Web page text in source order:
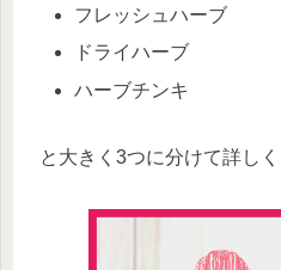
フレッシュハーブ
ドライハーブ
ハーブチンキ
と大きく3つに分けて詳しく